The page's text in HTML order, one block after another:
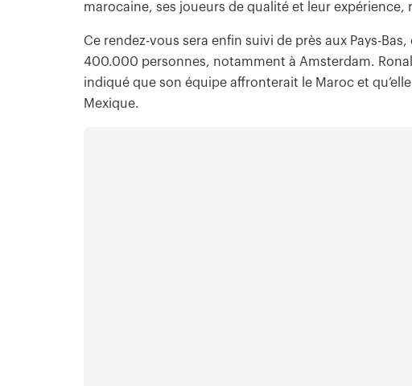
marocaine, ses joueurs de qualité et leur expérience,
Ce rendez-vous sera enfin suivi de près aux Pays-
400.000 personnes, notamment à Amsterdam.
indiqué que son équipe affronterait le Maroc et
Mexique.